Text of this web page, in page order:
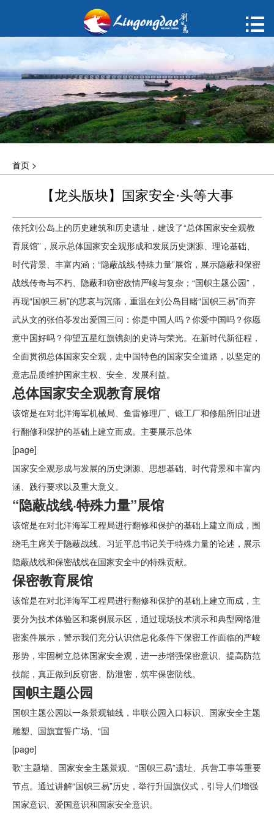
购票
概况
动态
指南
建议

首页 >
【龙头版块】国家安全·头等大事
依托刘公岛上的历史建筑和历史遗址，建设了“总体国家安全观教
育展馆”，展示总体国家安全观形成和发展历史渊源、理论基础、
时代背景、丰富内涵；“隐蔽战线·特殊力量”展馆，展示隐蔽和保密
战线传奇与不朽、隐蔽和窃密敌情严峻与复杂；“国帜主题公园”，
再现“国帜三易”的悲哀与沉痛，重温在刘公岛目睹“国帜三易”而弃
武从文的张伯苓发出爱国三问：你是中国人吗？你爱中国吗？你愿
意中国好吗？仰望五星红旗镌刻的史诗与荣光。在新时代新征程，
全面贯彻总体国家安全观，走中国特色的国家安全道路，以坚定的
意志品质维护国家主权、安全、发展利益。
总体国家安全观教育展馆
该馆是在对北洋海军机械局、鱼雷修理厂、锻工厂和修船所旧址进
行翻修和保护的基础上建立而成。主要展示总体
[page]
国家安全观形成与发展的历史渊源、思想基础、时代背景和丰富内
涵、践行要求以及重大意义。
“隐蔽战线·特殊力量”展馆
该馆是在对北洋海军工程局进行翻修和保护的基础上建立而成，围
绕毛主席关于隐蔽战线、习近平总书记关于特殊力量的论述，展示
隐蔽战线和保密战线在国家安全中的特殊贡献。
保密教育展馆
该馆是在对北洋海军工程局进行翻修和保护的基础上建立而成，主
要分为技术体验区和案例展示区，通过现场技术演示和典型网络泄
密案件展示，警示我们充分认识信息化条件下保密工作面临的严峻
形势，牢固树立总体国家安全观，进一步增强保密意识、提高防范
技能，真正做到反窃密、防泄密，筑牢保密防线。
国帜主题公园
国帜主题公园以一条景观轴线，串联公园入口标识、国家安全主题
雕塑、国旗宣誓广场、“国
[page]
歌”主题墙、国家安全主题景观、“国帜三易”遗址、兵营工事等重要
节点。通过讲解“国帜三易”历史，举行升国旗仪式，引导人们增强
国家意识、爱国意识和国家安全意识。